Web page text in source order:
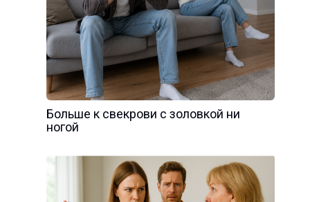
Больше к свекрови с золовкой ни
ногой